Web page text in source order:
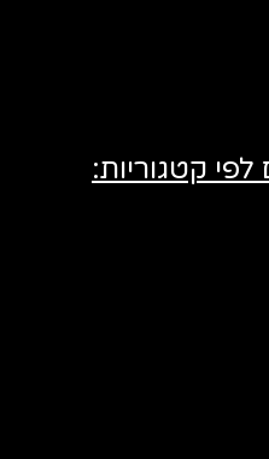
לפי קטגוריות: